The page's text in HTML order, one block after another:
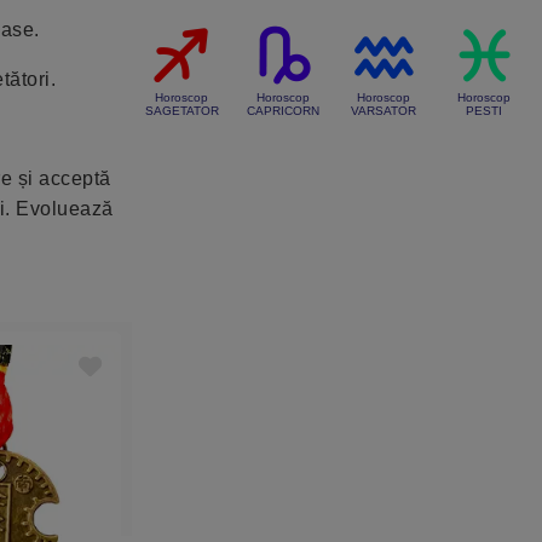
și acceptă
Evoluează
Horoscop
SAGETATOR
Horoscop
CAPRICORN
Horoscop
VARSATOR
Horoscop
PESTI